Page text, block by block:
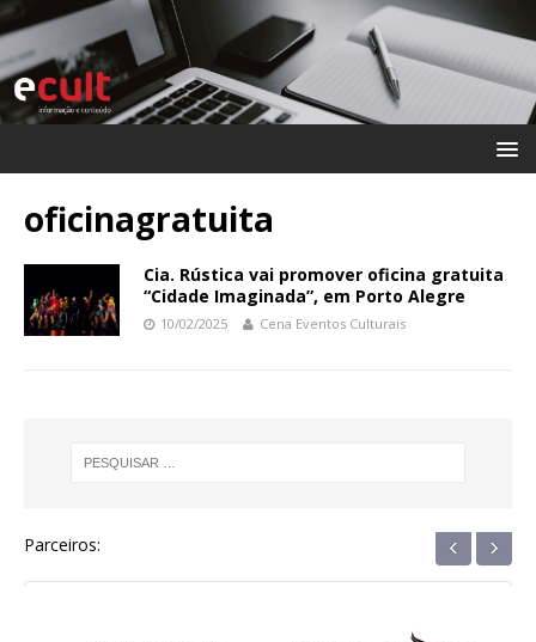
oficinagratuita
Cia. Rústica vai promover oficina gratuita
“Cidade Imaginada”, em Porto Alegre
10/02/2025 Cena Eventos Culturais
Parceiros: ‹ ›